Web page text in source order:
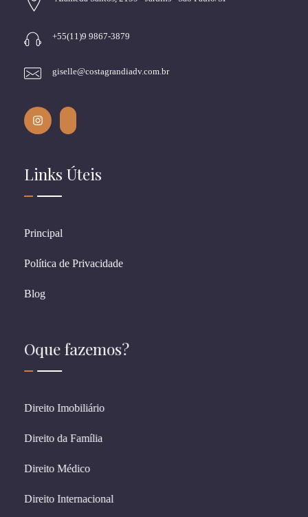
+55(11)9 9867-3879
giselle@costagrandiadv.com.br
Links Úteis
Principal
Política de Privacidade
Blog
Oque fazemos?
Direito Imobiliário
Direito da Família
Direito Médico
Direito Internacional